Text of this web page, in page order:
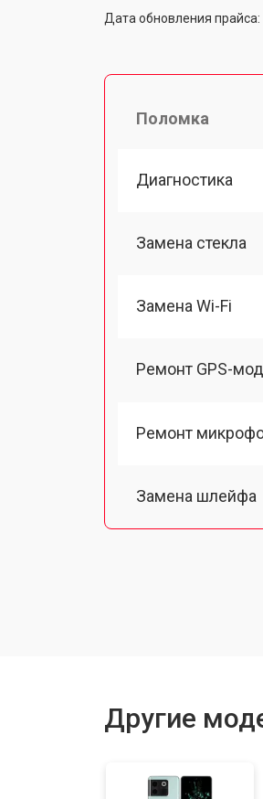
Дата обновления прайса:
Поломка
Диагностика
Замена стекла
Замена Wi-Fi
Ремонт GPS-
Ремонт
Замена шлейфа
Другие